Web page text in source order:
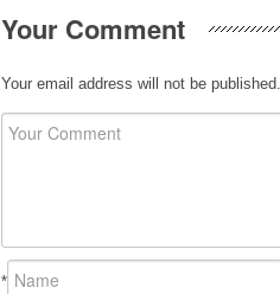
Your Comment
Your email address will not be published.
*